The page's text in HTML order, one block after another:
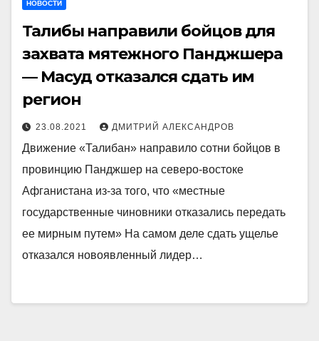
НОВОСТИ
Талибы направили бойцов для
захвата мятежного Панджшера
— Масуд отказался сдать им
регион
23.08.2021 ДМИТРИЙ АЛЕКСАНДРОВ
Движение «Талибан» направило сотни бойцов в
провинцию Панджшер на северо-востоке
Афганистана из-за того, что «местные
государственные чиновники отказались передать
ее мирным путем» На самом деле сдать ущелье
отказался новоявленный лидер…